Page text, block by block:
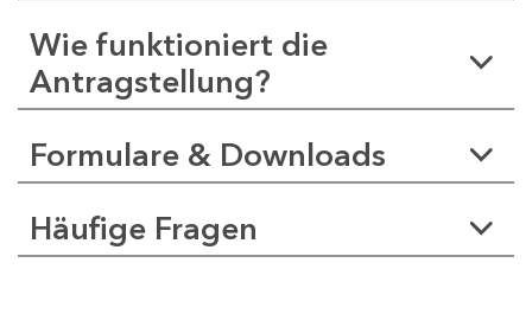
Wie funktioniert die
Antragstellung?
Formulare & Downloads
Häufige Fragen